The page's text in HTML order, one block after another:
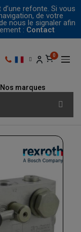
refonte. Si vous
de votre
nous le signaler afin
: Contact
Nos marques